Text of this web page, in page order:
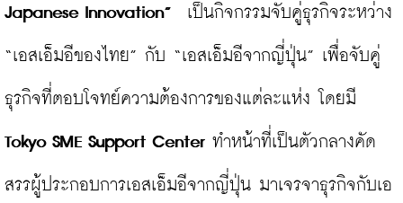
Japanese Innovation” เป็นกิจกรรมจับคู่ธุรกิจระหว่าง
“เอสเอ็มอีของไทย” กับ “เอสเอ็มอีจากญี่ปุ่น” เพื่อจับคู่
Tokyo SME Support Center ทำหน้าที่เป็นตัวกลางคัด
สรรผู้ประกอบการเอสเอ็มอีจากญี่ปุ่น มาเจรจาธุรกิจกับเอ